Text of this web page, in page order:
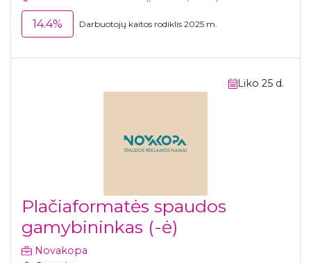
14.4% Darbuotojų kaitos rodiklis 2025 m.
Liko 25 d.
Plačiaformatės spaudos
gamybininkas (-ė)
Novakopa